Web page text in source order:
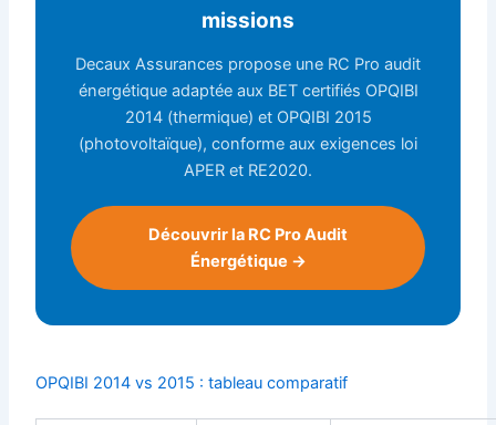
missions
Decaux Assurances propose une RC Pro audit
énergétique adaptée aux BET certifiés OPQIBI
2014 (thermique) et OPQIBI 2015
(photovoltaïque), conforme aux exigences loi
APER et RE2020.
Découvrir la RC Pro Audit
Énergétique →
OPQIBI 2014 vs 2015 : tableau comparatif